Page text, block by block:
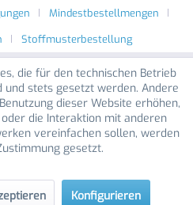
Mindestbestellmengen
Stoffmusterbestellung
die für den technischen Betrieb
stets gesetzt werden. Andere
dieser Website erhöhen,
die Interaktion mit anderen
vereinfachen sollen, werden
gesetzt.
Konfigurieren